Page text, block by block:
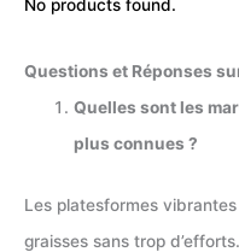
No products found.
Questions et Réponses
Quelles sont les
plus connues ?
Les platesformes
graisses sans trop